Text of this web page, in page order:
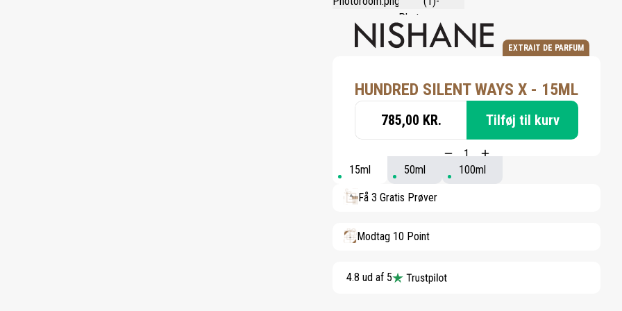
EXTRAIT DE PARFUM
HUNDRED SILENT WAYS X - 15ML
785,00 KR. Tilføj til kurv
15ml 50ml 100ml
Få 3 Gratis Prøver
Modtag 10 Point
4.8 ud af 5